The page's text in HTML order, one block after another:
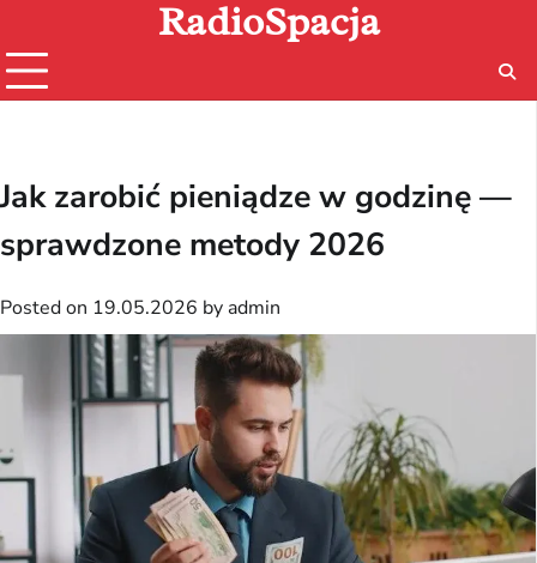
content
RadioSpacja
Jak zarobić pieniądze w godzinę —
sprawdzone metody 2026
Posted on 19.05.2026 by admin